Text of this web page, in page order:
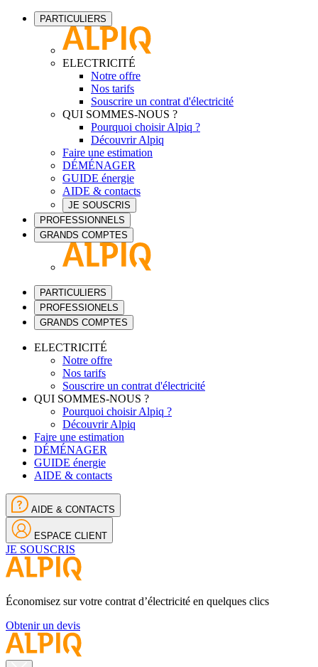
PARTICULIERS
ELECTRICITÉ
Notre offre
Nos tarifs
Souscrire un contrat d'électricité
QUI SOMMES-NOUS ?
Pourquoi choisir Alpiq ?
Découvrir Alpiq
Faire une estimation
DÉMÉNAGER
GUIDE énergie
AIDE & contacts
JE SOUSCRIS
PROFESSIONNELS
GRANDS COMPTES
PARTICULIERS
PROFESSIONELS
GRANDS COMPTES
ELECTRICITÉ
Notre offre
Nos tarifs
Souscrire un contrat d'électricité
QUI SOMMES-NOUS ?
Pourquoi choisir Alpiq ?
Découvrir Alpiq
Faire une estimation
DÉMÉNAGER
GUIDE énergie
AIDE & contacts
AIDE & CONTACTS
ESPACE CLIENT
JE SOUSCRIS
Économisez sur votre contrat d’électricité en quelques clics
Obtenir un devis